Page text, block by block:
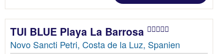
TUI BLUE Playa La Barrosa
Novo Sancti Petri, Costa de la Luz, Spanien